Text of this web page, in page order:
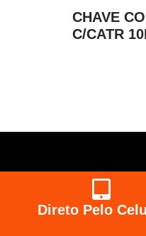
CHAVE
C/CATR
Direto Pelo